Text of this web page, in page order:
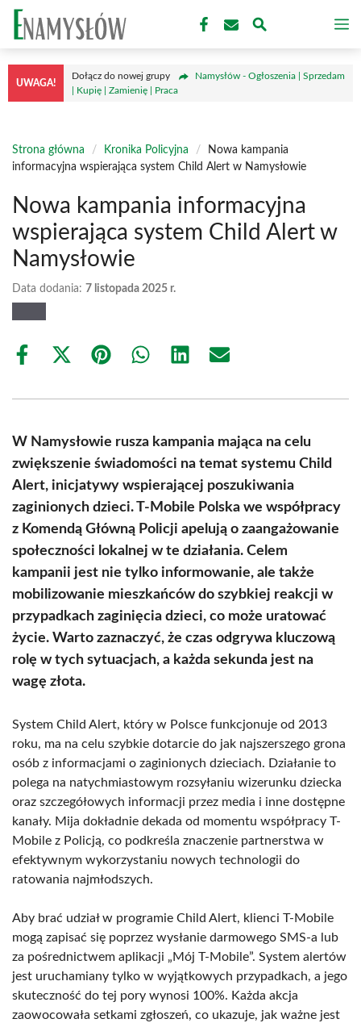
Przejdź
treści
UWAGA!
Dołącz do nowej grupy
Namysłów - Ogłoszenia | Sprzedam
| Kupię | Zamienię | Praca
Strona główna / Kronika Policyjna /
Nowa kampania
informacyjna wspierająca system Child Alert w Namysłowie
Nowa kampania informacyjna
wspierająca system Child Alert w
Namysłowie
Data dodania: 7 listopada 2025 r.
Share
Share
(Twitter)
Share Share Share Share
W Namysłowie rusza kampania mająca na celu
zwiększenie świadomości na temat systemu Child
Alert, inicjatywy wspierającej poszukiwania
zaginionych dzieci. T-Mobile Polska we współpracy
z Komendą Główną Policji apelują o zaangażowanie
społeczności lokalnej w te działania. Celem
kampanii jest nie tylko informowanie, ale także
mobilizowanie mieszkańców do szybkiej reakcji w
przypadkach zaginięcia dzieci, co może uratować
życie. Warto zaznaczyć, że czas odgrywa kluczową
rolę w tych sytuacjach, a każda sekunda jest na
wagę złota.
System Child Alert, który w Polsce funkcjonuje od 2013
roku, ma na celu szybkie dotarcie do jak najszerszego grona
osób z informacjami o zaginionych dzieciach. Działanie to
polega na natychmiastowym rozsyłaniu wizerunku dziecka
oraz szczegółowych informacji przez media i inne dostępne
kanały. Mija dokładnie dekada od momentu współpracy T-
Mobile z Policją, co podkreśla znaczenie partnerstwa w
efektywnym wykorzystaniu nowych technologii do
ratowania najmłodszych.
Aby brać udział w programie Child Alert, klienci T-Mobile
mogą zapisać się poprzez wysłanie darmowego SMS-a lub
za pośrednictwem aplikacji „Mój T-Mobile”. System alertów
jest uruchamiany tylko w wyjątkowych przypadkach, a jego
skuteczność do tej pory wynosi 100%. Każda akcja
zaowocowała setkami zgłoszeń, co ukazuje, jak ważne jest